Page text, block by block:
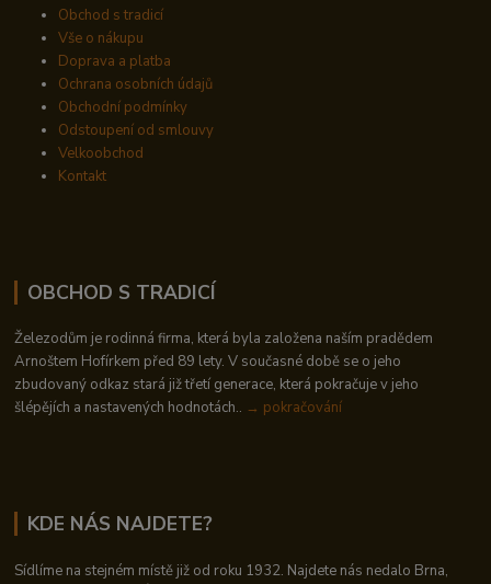
Obchod s tradicí
Vše o nákupu
Doprava a platba
Ochrana osobních údajů
Obchodní podmínky
Odstoupení od smlouvy
Velkoobchod
Kontakt
OBCHOD S TRADICÍ
Železodům je rodinná firma, která byla založena naším pradědem
Arnoštem Hofírkem před 89 lety. V současné době se o jeho
zbudovaný odkaz stará již třetí generace, která pokračuje v jeho
šlépějích a nastavených hodnotách.. → pokračování
KDE NÁS NAJDETE?
Sídlíme na stejném místě již od roku 1932. Najdete nás nedalo Brna,